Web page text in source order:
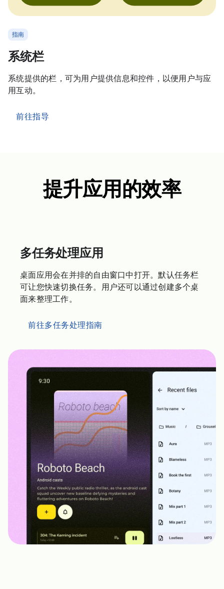
指南
系统栏
系统提供的栏，可为用户提供信息和控件，以便用户与应
用互动。
前往指导
提升应用的效率
多任务处理应用
桌面应用会在并排的自由窗口中打开。默认任务栏
可让您快速切换任务。用户还可以通过创建多个桌
面来整理工作。
前往多任务处理指南